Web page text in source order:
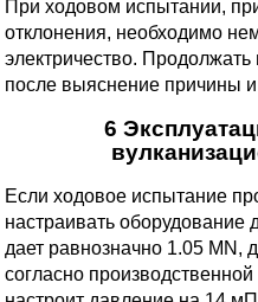
При ходовом испытании,
отклонения, необходимо
электричество.
после выяснение причины
6
Если ходовое испытание
настраивать
дает равнозначно 1.05 MN,
согласно